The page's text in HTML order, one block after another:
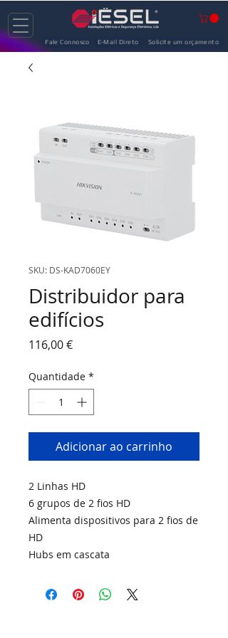
Fale Connosco E-Mail Direto Solicite um orçamento
SKU: DS-KAD7060EY
Distribuidor para
edifícios
116,00 €Preço
Quantidade *
Adicionar ao carrinho
2 Linhas HD
6 grupos de 2 fios HD
Alimenta dispositivos para 2 fios de
HD
Hubs em cascata